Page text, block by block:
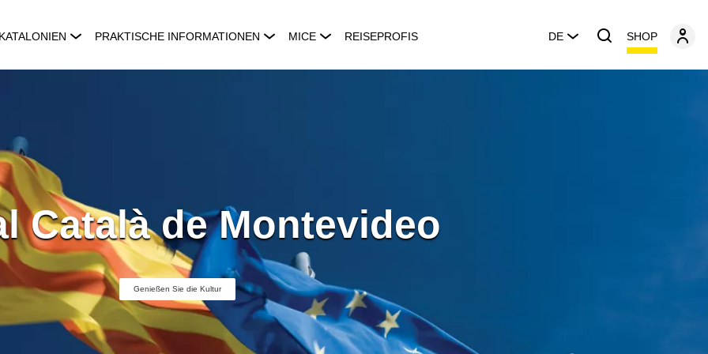
PRAKTISCHE INFORMATIONEN MICE REISEPROFIS DE SHOP
Català de Montevideo
Genießen Sie die Kultur